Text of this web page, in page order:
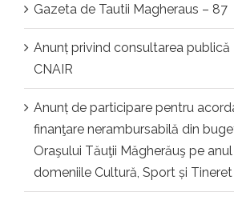
Gazeta de Tautii Magheraus – 87
Anunț privind consultarea
CNAIR
Anunț de participare pentru
finanţare nerambursabilă din
Oraşului Tăuţii Măgherăuş pe
domeniile Cultură, Sport și Tineret